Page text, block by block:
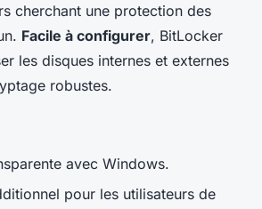
cherchant une protection des
Facile à configurer, BitLocker
les disques internes et externes
robustes.
avec Windows.
pour les utilisateurs de